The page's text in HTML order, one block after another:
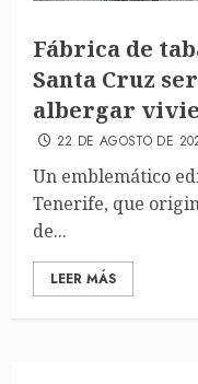
Fábrica de
Santa Cruz
albergar
22 DE AGOSTO DE
Un emblemático
Tenerife, que
de...
LEER MÁS